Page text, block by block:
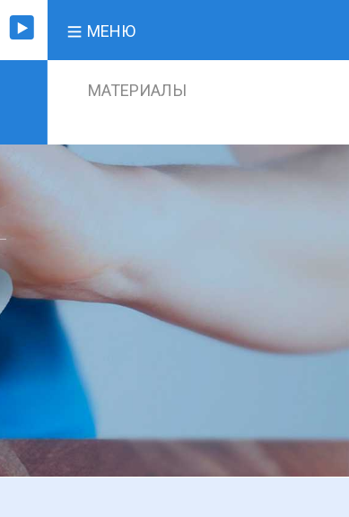
МЕНЮ
МАТЕРИАЛЫ